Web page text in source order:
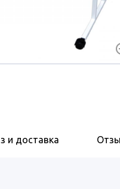
и доставка